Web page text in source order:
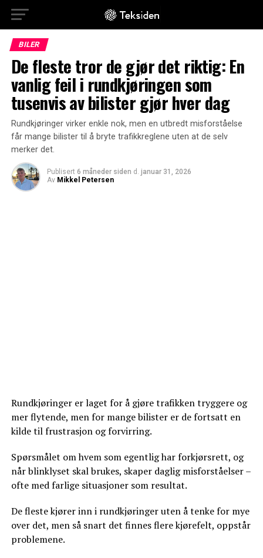
BILER
De fleste tror de gjør det riktig: En
vanlig feil i rundkjøringen som
tusenvis av bilister gjør hver dag
Rundkjøringer virker enkle nok, men en utbredt misforståelse
får mange bilister til å bryte trafikkreglene uten at de selv
merker det.
Publisert 6 måneder siden d. januar 31, 2026
Av Mikkel Petersen
Rundkjøringer er laget for å gjøre trafikken tryggere og
mer flytende, men for mange bilister er de fortsatt en
kilde til frustrasjon og forvirring.
Spørsmålet om hvem som egentlig har forkjørsrett, og
når blinklyset skal brukes, skaper daglig misforståelser –
ofte med farlige situasjoner som resultat.
De fleste kjører inn i rundkjøringer uten å tenke for mye
over det, men så snart det finnes flere kjørefelt, oppstår
problemene.